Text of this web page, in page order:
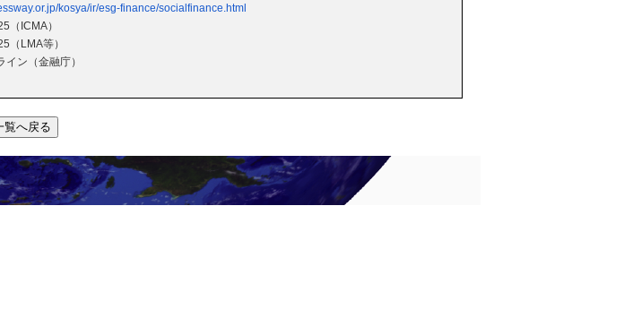
kosya/ir/esg-finance/socialfinance.html
（ICMA）
（LMA等）
ン（金融庁）
覧へ戻る